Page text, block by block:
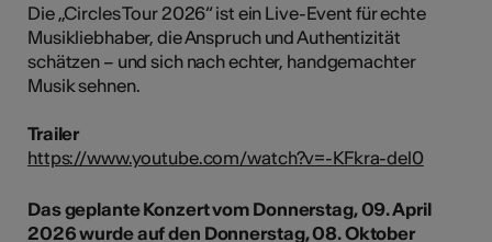
Die „Circles Tour 2026“ ist ein Live-Event für echte
Musikliebhaber, die Anspruch und Authentizität
schätzen – und sich nach echter, handgemachter
Musik sehnen.
Trailer
https://www.youtube.com/watch?v=-KFkra-del0
Das geplante Konzert vom Donnerstag, 09. April
2026 wurde auf den Donnerstag, 08. Oktober